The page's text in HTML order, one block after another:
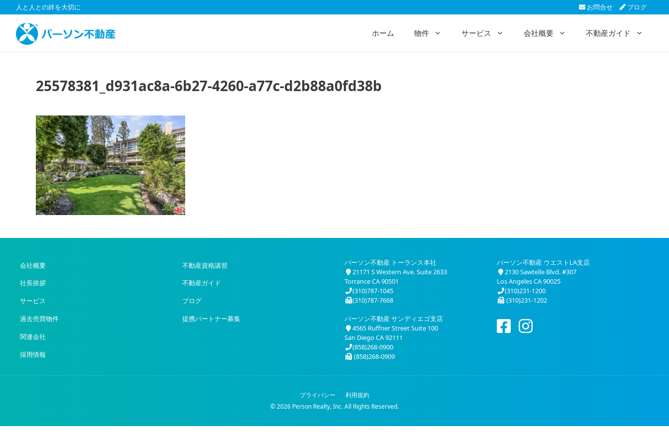
ン
人と人との絆を大切に お問合せ ブログ
ホーム 物件 サービス 会社概要 不動産ガイド
25578381_d931ac8a-6b27-4260-a77c-d2b88a0fd38b
会社概要
社長挨拶
サービス
過去売買物件
関連会社
採用情報
不動産資格講習
不動産ガイド
ブログ
提携パートナー募集
パーソン不動産 トーランス本社
21171 S Western Ave. Suite 2633
Torrance CA 90501
(310)787-1045
(310)787-7668
パーソン不動産 ウエストLA支店
2130 Sawtelle Blvd. #307
Los Angeles CA 90025
(310)231-1200
(310)231-1202
パーソン不動産 サンディエゴ支店
4565 Ruffner Street Suite 100
San Diego CA 92111
(858)268-0900
(858)268-0909
プライバシー
利用規約
© 2026 Person Realty, Inc. All Rights Reserved.